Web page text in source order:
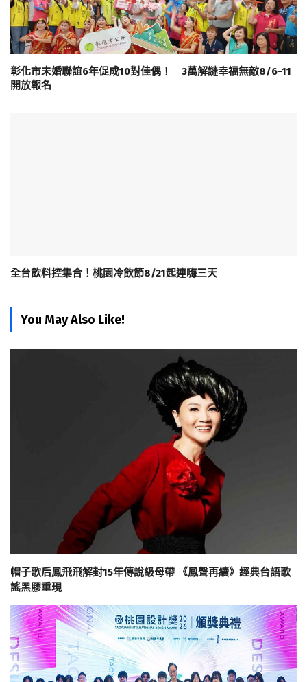
彰化市未婚聯誼6年促成10對佳偶！ 3萬解謎幸福無敵8/6-11
開放報名
全台飲料控集合！桃園冷飲節8/21起連嗨三天
You May Also Like!
帽子歌后鳳飛飛解封15年傳說級母帶 《鳳聲再續》經典台語歌
謠黑膠重現